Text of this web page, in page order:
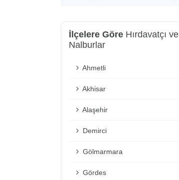
İlçelere Göre Hırdavatçı ve
Nalburlar
Ahmetli
Akhisar
Alaşehir
Demirci
Gölmarmara
Gördes